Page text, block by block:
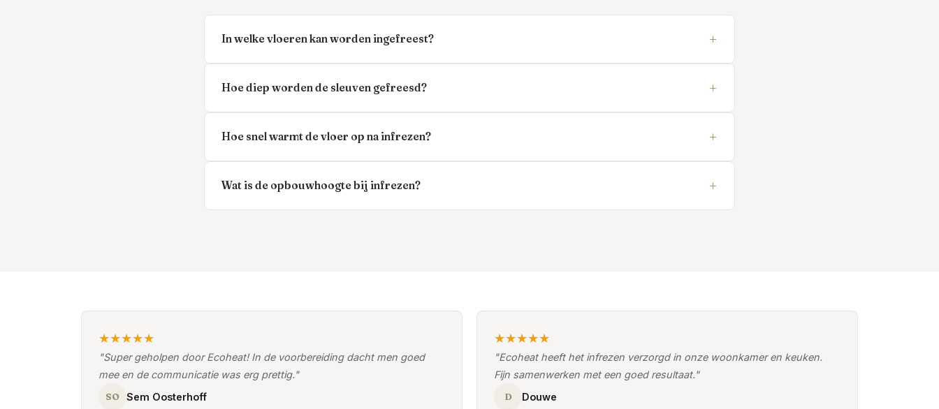
In welke vloeren kan worden ingefreest? +
Hoe diep worden de sleuven gefreesd? +
Hoe snel warmt de vloer op na infrezen? +
Wat is de opbouwhoogte bij infrezen? +
★★★★★
"Super geholpen door Ecoheat! In de voorbereiding dacht men goed
mee en de communicatie was erg prettig."
SO Sem Oosterhoff
★★★★★
"Ecoheat heeft het infrezen verzorgd in onze woonkamer en keuken.
Fijn samenwerken met een goed resultaat."
D Douwe